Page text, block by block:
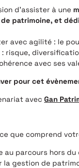
d’assister à une
patrimoine, et
avec agilité : le
risque,
avec ses
pour cet
avec Gan
que comprend
au parcours hors du
la gestion de